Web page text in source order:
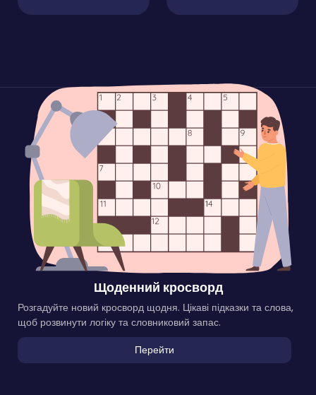
Щоденний кросворд
Розгадуйте новий кросворд щодня. Цікаві підказки та слова,
щоб розвинути логіку та словниковий запас.
Перейти